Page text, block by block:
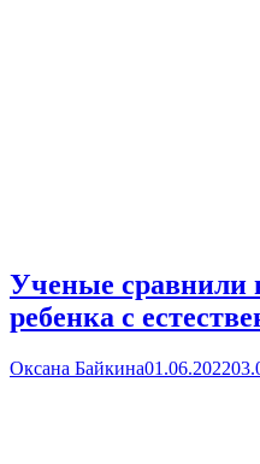
Ученые сравнили
ребенка с
Оксана Байкина01.06.2022